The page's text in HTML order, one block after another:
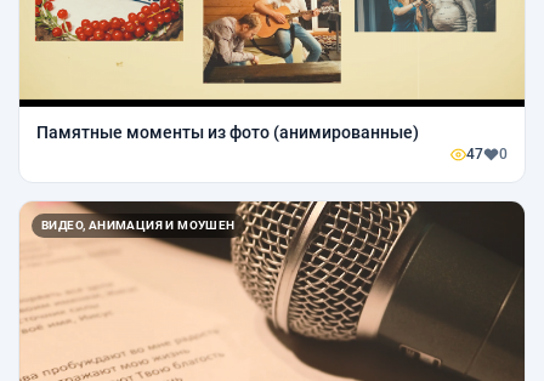
Памятные моменты из фото (анимированные)
47 0
ВИДЕО, АНИМАЦИЯ И МОУШЕН